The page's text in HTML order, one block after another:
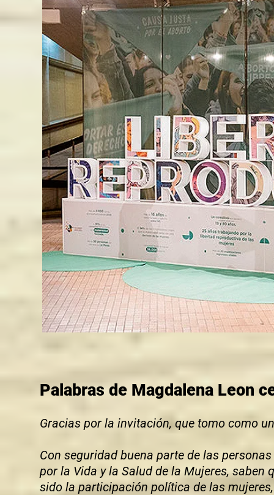
Palabras de Magdalena Leon
Gracias por la invitación, que tomo como
Con seguridad buena parte de las
por la Vida y la Salud de la Mujeres,
sido la participación política de las